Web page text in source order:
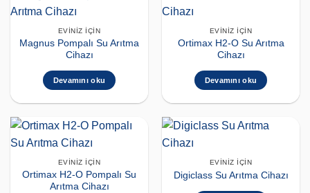
EVINIZ İÇIN
Magnus Pompalı Su Arıtma
Cihazı
Devamını oku
EVINIZ İÇIN
Ortimax H2-O Su Arıtma
Cihazı
Devamını oku
EVINIZ İÇIN
Ortimax H2-O Pompalı Su
Arıtma Cihazı
EVINIZ İÇIN
Digiclass Su Arıtma Cihazı